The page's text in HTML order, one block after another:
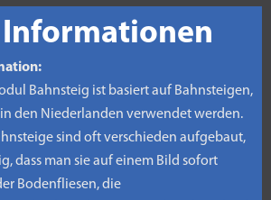
Informationen
Bahnsteig ist basiert auf Bahnsteigen,
den Niederlanden verwendet werden.
sind oft verschieden aufgebaut,
dass man sie auf einem Bild sofort
Bodenfliesen, die